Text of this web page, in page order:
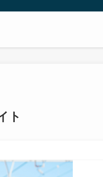
ト